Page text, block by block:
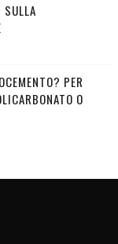
SULLA
PER
O